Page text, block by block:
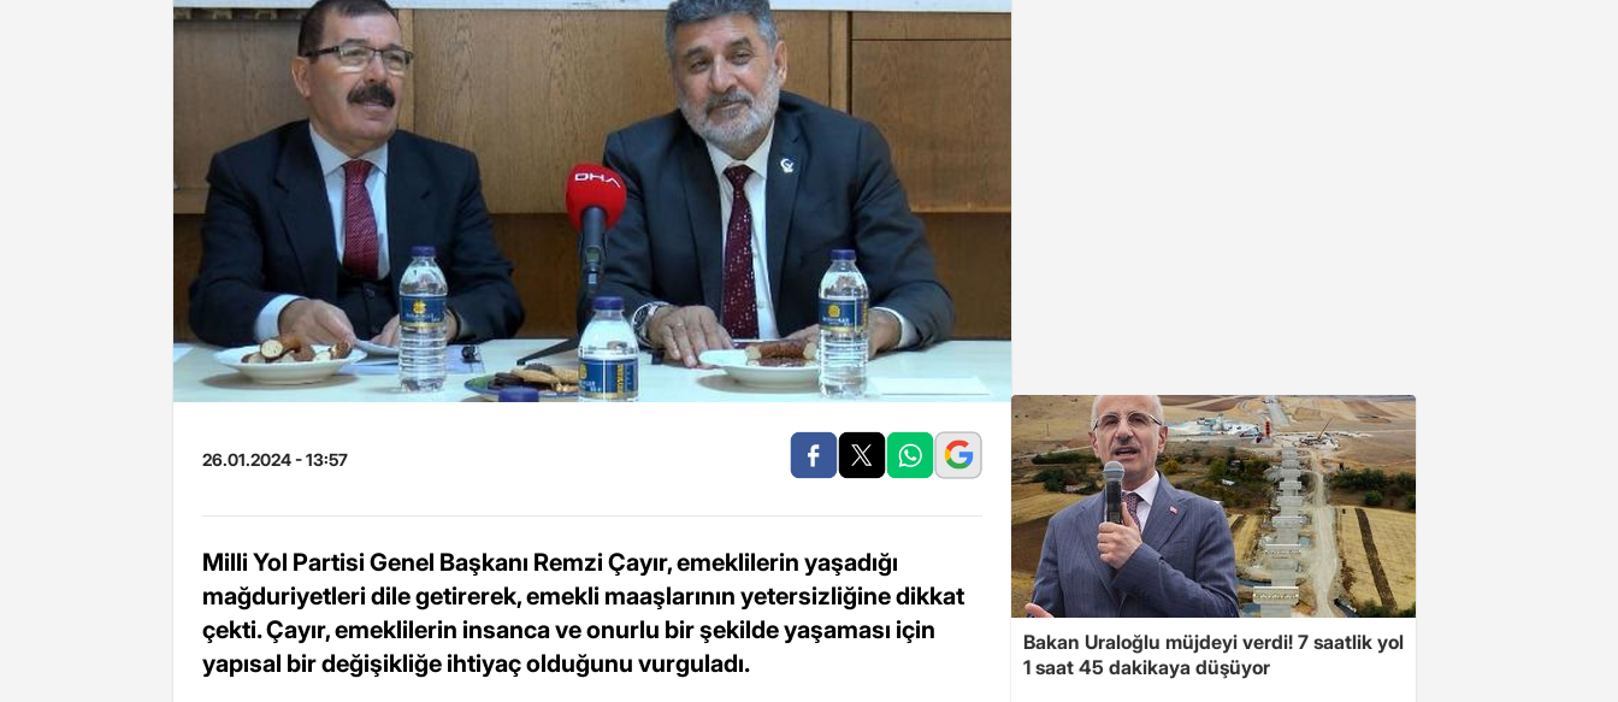
26.01.2024 - 13:57
Milli Yol Partisi Genel Başkanı Remzi Çayır, emeklilerin yaşadığı
mağduriyetleri dile getirerek, emekli maaşlarının yetersizliğine dikkat
çekti. Çayır, emeklilerin insanca ve onurlu bir şekilde yaşaması için
yapısal bir değişikliğe ihtiyaç olduğunu vurguladı.
Bakan Uraloğlu müjdeyi verdi! 7 saatlik yol
1 saat 45 dakikaya düşüyor